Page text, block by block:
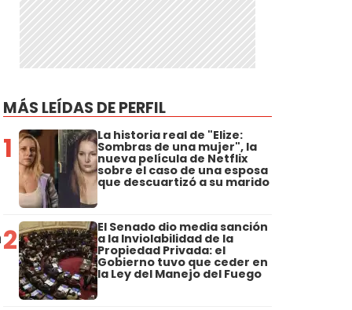
MÁS LEÍDAS DE PERFIL
1 La historia real de "Elize:
Sombras de una mujer", la
nueva película de Netflix
sobre el caso de una esposa
que descuartizó a su marido
2 El Senado dio media sanción
a la Inviolabilidad de la
Propiedad Privada: el
Gobierno tuvo que ceder en
la Ley del Manejo del Fuego